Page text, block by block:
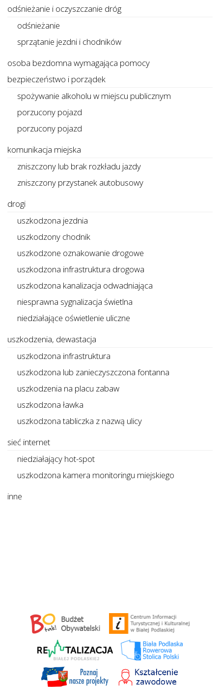
odśnieżanie i oczyszczanie dróg
odśnieżanie
sprzątanie jezdni i chodników
osoba bezdomna wymagająca pomocy
bezpieczeństwo i porządek
spożywanie alkoholu w miejscu publicznym
porzucony pojazd
porzucony pojazd
komunikacja miejska
zniszczony lub brak rozkładu jazdy
zniszczony przystanek autobusowy
drogi
uszkodzona jezdnia
uszkodzony chodnik
uszkodzone oznakowanie drogowe
uszkodzona infrastruktura drogowa
uszkodzona kanalizacja odwadniająca
niesprawna sygnalizacja świetlna
niedziałające oświetlenie uliczne
uszkodzenia, dewastacja
uszkodzona infrastruktura
uszkodzona lub zanieczyszczona fontanna
uszkodzenia na placu zabaw
uszkodzona ławka
uszkodzona tabliczka z nazwą ulicy
sieć internet
niedziałający hot-spot
uszkodzona kamera monitoringu miejskiego
inne